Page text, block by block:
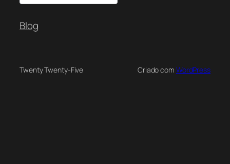
Blog
Twenty Twenty-Five Criado com WordPress